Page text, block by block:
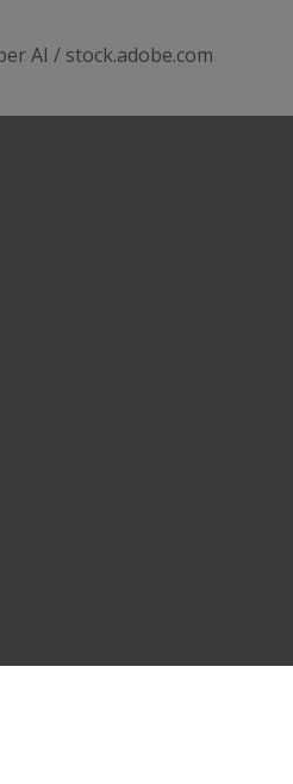
AI / stock.adobe.com